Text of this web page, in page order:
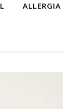
ALLERGIA